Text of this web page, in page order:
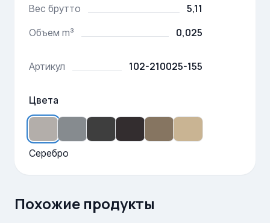
Вес брутто 5,11
Объем m³ 0,025
Артикул 102-210025-155
Цвета
Серебро
Похожие продукты